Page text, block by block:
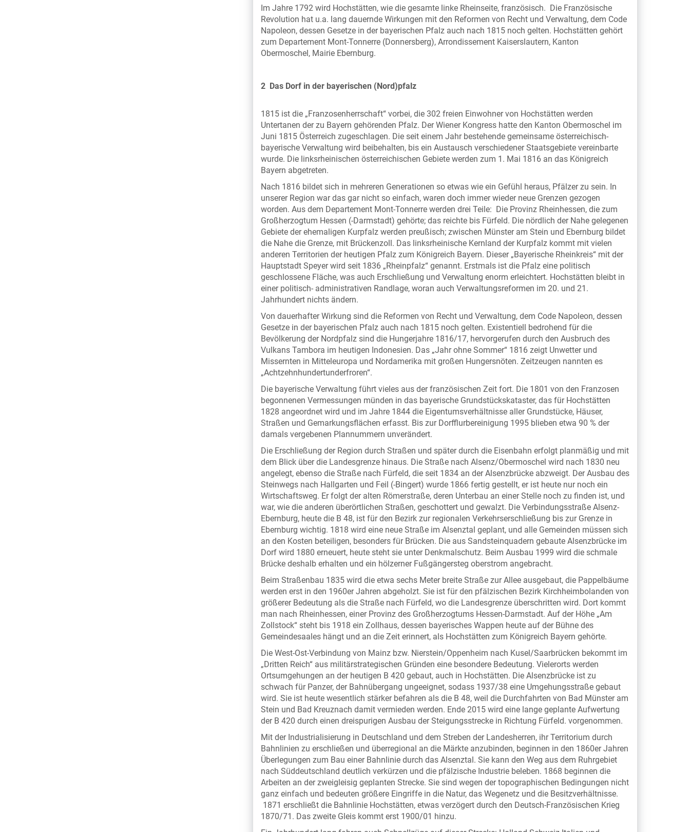
Im Jahre 1792 wird Hochstätten, wie die gesamte linke Rheinseite, französisch. Die Französische
Revolution hat u.a. lang dauernde Wirkungen mit den Reformen von Recht und Verwaltung, dem Code
Napoleon, dessen Gesetze in der bayerischen Pfalz auch nach 1815 noch gelten. Hochstätten gehört
zum Departement Mont-Tonnerre (Donnersberg), Arrondissement Kaiserslautern, Kanton
Obermoschel, Mairie Ebernburg.
2 Das Dorf in der bayerischen (Nord)pfalz
1815 ist die „Franzosenherrschaft“ vorbei, die 302 freien Einwohner von Hochstätten werden
Untertanen der zu Bayern gehörenden Pfalz. Der Wiener Kongress hatte den Kanton Obermoschel im
Juni 1815 Österreich zugeschlagen. Die seit einem Jahr bestehende gemeinsame österreichisch-
bayerische Verwaltung wird beibehalten, bis ein Austausch verschiedener Staatsgebiete vereinbarte
wurde. Die linksrheinischen österreichischen Gebiete werden zum 1. Mai 1816 an das Königreich
Bayern abgetreten.
Nach 1816 bildet sich in mehreren Generationen so etwas wie ein Gefühl heraus, Pfälzer zu sein. In
unserer Region war das gar nicht so einfach, waren doch immer wieder neue Grenzen gezogen
worden. Aus dem Departement Mont-Tonnerre werden drei Teile: Die Provinz Rheinhessen, die zum
Großherzogtum Hessen (-Darmstadt) gehörte; das reichte bis Fürfeld. Die nördlich der Nahe gelegenen
Gebiete der ehemaligen Kurpfalz werden preußisch; zwischen Münster am Stein und Ebernburg bildet
die Nahe die Grenze, mit Brückenzoll. Das linksrheinische Kernland der Kurpfalz kommt mit vielen
anderen Territorien der heutigen Pfalz zum Königreich Bayern. Dieser „Bayerische Rheinkreis“ mit der
Hauptstadt Speyer wird seit 1836 „Rheinpfalz“ genannt. Erstmals ist die Pfalz eine politisch
geschlossene Fläche, was auch Erschließung und Verwaltung enorm erleichtert. Hochstätten bleibt in
einer politisch- administrativen Randlage, woran auch Verwaltungsreformen im 20. und 21.
Jahrhundert nichts ändern.
Von dauerhafter Wirkung sind die Reformen von Recht und Verwaltung, dem Code Napoleon, dessen
Gesetze in der bayerischen Pfalz auch nach 1815 noch gelten. Existentiell bedrohend für die
Bevölkerung der Nordpfalz sind die Hungerjahre 1816/17, hervorgerufen durch den Ausbruch des
Vulkans Tambora im heutigen Indonesien. Das „Jahr ohne Sommer“ 1816 zeigt Unwetter und
Missernten in Mitteleuropa und Nordamerika mit großen Hungersnöten. Zeitzeugen nannten es
„Achtzehnhundertunderfroren“.
Die bayerische Verwaltung führt vieles aus der französischen Zeit fort. Die 1801 von den Franzosen
begonnenen Vermessungen münden in das bayerische Grundstückskataster, das für Hochstätten
1828 angeordnet wird und im Jahre 1844 die Eigentumsverhältnisse aller Grundstücke, Häuser,
Straßen und Gemarkungsflächen erfasst. Bis zur Dorfflurbereinigung 1995 blieben etwa 90 % der
damals vergebenen Plannummern unverändert.
Die Erschließung der Region durch Straßen und später durch die Eisenbahn erfolgt planmäßig und mit
dem Blick über die Landesgrenze hinaus. Die Straße nach Alsenz/Obermoschel wird nach 1830 neu
angelegt, ebenso die Straße nach Fürfeld, die seit 1834 an der Alsenzbrücke abzweigt. Der Ausbau des
Steinwegs nach Hallgarten und Feil (-Bingert) wurde 1866 fertig gestellt, er ist heute nur noch ein
Wirtschaftsweg. Er folgt der alten Römerstraße, deren Unterbau an einer Stelle noch zu finden ist, und
war, wie die anderen überörtlichen Straßen, geschottert und gewalzt. Die Verbindungsstraße Alsenz-
Ebernburg, heute die B 48, ist für den Bezirk zur regionalen Verkehrserschließung bis zur Grenze in
Ebernburg wichtig. 1818 wird eine neue Straße im Alsenztal geplant, und alle Gemeinden müssen sich
an den Kosten beteiligen, besonders für Brücken. Die aus Sandsteinquadern gebaute Alsenzbrücke im
Dorf wird 1880 erneuert, heute steht sie unter Denkmalschutz. Beim Ausbau 1999 wird die schmale
Brücke deshalb erhalten und ein hölzerner Fußgängersteg oberstrom angebracht.
Beim Straßenbau 1835 wird die etwa sechs Meter breite Straße zur Allee ausgebaut, die Pappelbäume
werden erst in den 1960er Jahren abgeholzt. Sie ist für den pfälzischen Bezirk Kirchheimbolanden von
größerer Bedeutung als die Straße nach Fürfeld, wo die Landesgrenze überschritten wird. Dort kommt
man nach Rheinhessen, einer Provinz des Großherzogtums Hessen-Darmstadt. Auf der Höhe „Am
Zollstock“ steht bis 1918 ein Zollhaus, dessen bayerisches Wappen heute auf der Bühne des
Gemeindesaales hängt und an die Zeit erinnert, als Hochstätten zum Königreich Bayern gehörte.
Die West-Ost-Verbindung von Mainz bzw. Nierstein/Oppenheim nach Kusel/Saarbrücken bekommt im
„Dritten Reich“ aus militärstrategischen Gründen eine besondere Bedeutung. Vielerorts werden
Ortsumgehungen an der heutigen B 420 gebaut, auch in Hochstätten. Die Alsenzbrücke ist zu
schwach für Panzer, der Bahnübergang ungeeignet, sodass 1937/38 eine Umgehungsstraße gebaut
wird. Sie ist heute wesentlich stärker befahren als die B 48, weil die Durchfahrten von Bad Münster am
Stein und Bad Kreuznach damit vermieden werden. Ende 2015 wird eine lange geplante Aufwertung
der B 420 durch einen dreispurigen Ausbau der Steigungsstrecke in Richtung Fürfeld. vorgenommen.
Mit der Industrialisierung in Deutschland und dem Streben der Landesherren, ihr Territorium durch
Bahnlinien zu erschließen und überregional an die Märkte anzubinden, beginnen in den 1860er Jahren
Überlegungen zum Bau einer Bahnlinie durch das Alsenztal. Sie kann den Weg aus dem Ruhrgebiet
nach Süddeutschland deutlich verkürzen und die pfälzische Industrie beleben. 1868 beginnen die
Arbeiten an der zweigleisig geplanten Strecke. Sie sind wegen der topographischen Bedingungen nicht
ganz einfach und bedeuten größere Eingriffe in die Natur, das Wegenetz und die Besitzverhältnisse.
1871 erschließt die Bahnlinie Hochstätten, etwas verzögert durch den Deutsch-Französischen Krieg
1870/71. Das zweite Gleis kommt erst 1900/01 hinzu.